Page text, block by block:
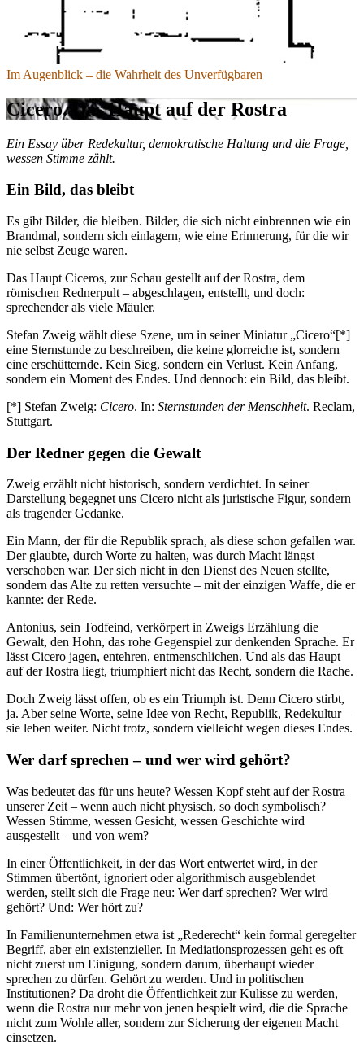
Im Augenblick – die Wahrheit des Unverfügbaren
Cicero. Das Haupt auf der Rostra
Ein Essay über Redekultur, demokratische Haltung und die Frage,
wessen Stimme zählt.
Ein Bild, das bleibt
Es gibt Bilder, die bleiben. Bilder, die sich nicht einbrennen wie ein
Brandmal, sondern sich einlagern, wie eine Erinnerung, für die wir
nie selbst Zeuge waren.
Das Haupt Ciceros, zur Schau gestellt auf der Rostra, dem
römischen Rednerpult – abgeschlagen, entstellt, und doch:
sprechender als viele Mäuler.
Stefan Zweig wählt diese Szene, um in seiner Miniatur „Cicero“[*]
eine Sternstunde zu beschreiben, die keine glorreiche ist, sondern
eine erschütternde. Kein Sieg, sondern ein Verlust. Kein Anfang,
sondern ein Moment des Endes. Und dennoch: ein Bild, das bleibt.
[*] Stefan Zweig: Cicero. In: Sternstunden der Menschheit. Reclam,
Stuttgart.
Der Redner gegen die Gewalt
Zweig erzählt nicht historisch, sondern verdichtet. In seiner
Darstellung begegnet uns Cicero nicht als juristische Figur, sondern
als tragender Gedanke.
Ein Mann, der für die Republik sprach, als diese schon gefallen war.
Der glaubte, durch Worte zu halten, was durch Macht längst
verschoben war. Der sich nicht in den Dienst des Neuen stellte,
sondern das Alte zu retten versuchte – mit der einzigen Waffe, die er
kannte: der Rede.
Antonius, sein Todfeind, verkörpert in Zweigs Erzählung die
Gewalt, den Hohn, das rohe Gegenspiel zur denkenden Sprache. Er
lässt Cicero jagen, entehren, entmenschlichen. Und als das Haupt
auf der Rostra liegt, triumphiert nicht das Recht, sondern die Rache.
Doch Zweig lässt offen, ob es ein Triumph ist. Denn Cicero stirbt,
ja. Aber seine Worte, seine Idee von Recht, Republik, Redekultur –
sie leben weiter. Nicht trotz, sondern vielleicht wegen dieses Endes.
Wer darf sprechen – und wer wird gehört?
Was bedeutet das für uns heute? Wessen Kopf steht auf der Rostra
unserer Zeit – wenn auch nicht physisch, so doch symbolisch?
Wessen Stimme, wessen Gesicht, wessen Geschichte wird
ausgestellt – und von wem?
In einer Öffentlichkeit, in der das Wort entwertet wird, in der
Stimmen übertönt, ignoriert oder algorithmisch ausgeblendet
werden, stellt sich die Frage neu: Wer darf sprechen? Wer wird
gehört? Und: Wer hört zu?
In Familienunternehmen etwa ist „Rederecht“ kein formal geregelter
Begriff, aber ein existenzieller. In Mediationsprozessen geht es oft
nicht zuerst um Einigung, sondern darum, überhaupt wieder
sprechen zu dürfen. Gehört zu werden. Und in politischen
Institutionen? Da droht die Öffentlichkeit zur Kulisse zu werden,
wenn die Rostra nur mehr von jenen bespielt wird, die die Sprache
nicht zum Wohle aller, sondern zur Sicherung der eigenen Macht
einsetzen.